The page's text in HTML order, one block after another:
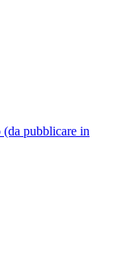
pubblicare in